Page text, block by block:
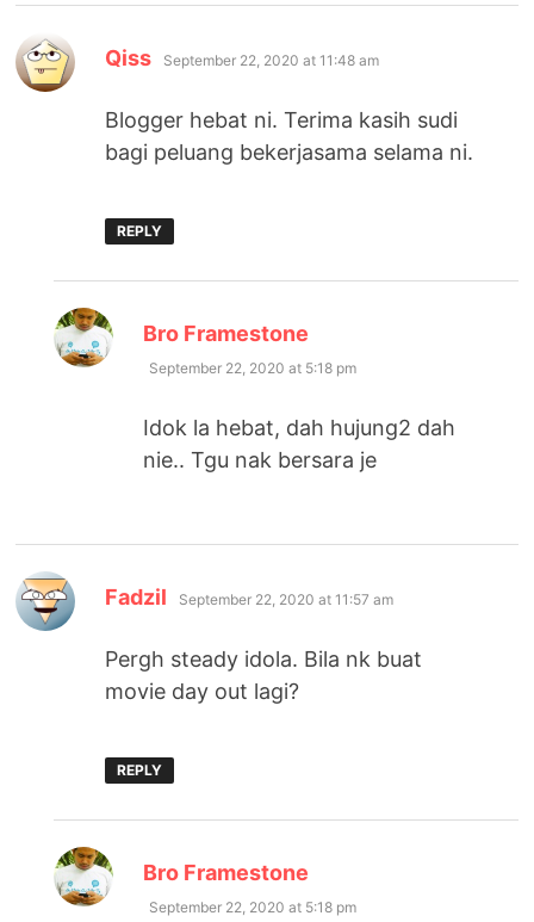
Qiss says:
September 22, 2020 at 11:48 am
Blogger hebat ni. Terima kasih sudi
bagi peluang bekerjasama selama ni.
REPLY
Bro Framestone
September 22, 2020 at 5:18 pm
Idok la hebat, dah hujung2 dah
nie.. Tgu nak bersara je
Fadzil says:
September 22, 2020 at 11:57 am
Pergh steady idola. Bila nk buat
movie day out lagi?
REPLY
Bro Framestone
September 22, 2020 at 5:18 pm